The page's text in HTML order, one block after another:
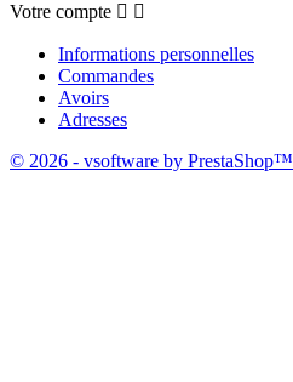
Votre compte  
Informations personnelles
Commandes
Avoirs
Adresses
© 2026 - vsoftware by PrestaShop™